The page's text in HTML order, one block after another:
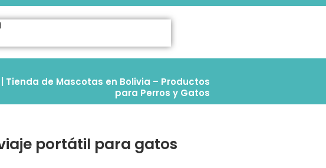
Tienda de Mascotas en Bolivia – Productos
para Perros y Gatos
portátil para gatos